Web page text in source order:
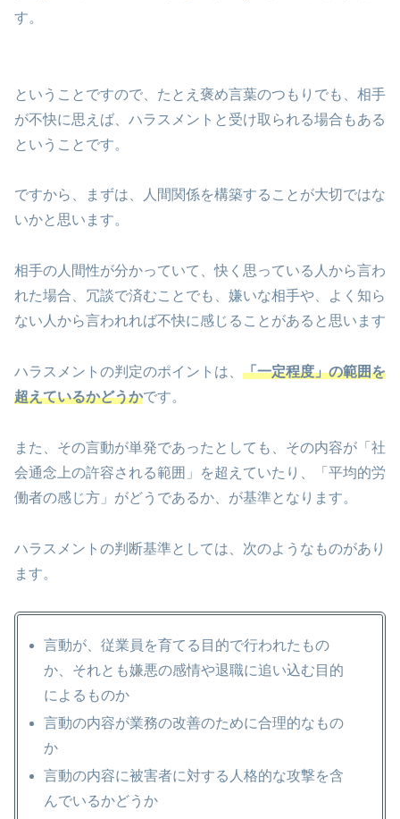
す。
ということですので、たとえ褒め言葉のつもりでも、相手
が不快に思えば、ハラスメントと受け取られる場合もある
ということです。
ですから、まずは、人間関係を構築することが大切ではな
いかと思います。
相手の人間性が分かっていて、快く思っている人から言わ
れた場合、冗談で済むことでも、嫌いな相手や、よく知ら
ない人から言われれば不快に感じることがあると思います
ハラスメントの判定のポイントは、 「一定程度」の範囲を
超えているかどうかです。
また、その言動が単発であったとしても、その内容が「社
会通念上の許容される範囲」を超えていたり、「平均的労
働者の感じ方」がどうであるか、が基準となります。
ハラスメントの判断基準としては、次のようなものがあり
ます。
言動が、従業員を育てる目的で行われたもの
か、それとも嫌悪の感情や退職に追い込む目的
によるものか
言動の内容が業務の改善のために合理的なもの
か
言動の内容に被害者に対する人格的な攻撃を含
んでいるかどうか